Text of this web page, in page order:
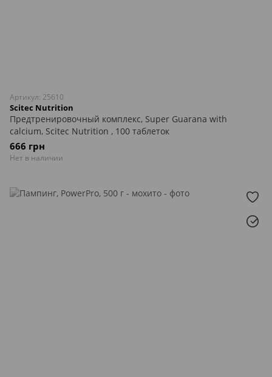
Артикул: 25610
Scitec Nutrition
Предтренировочный комплекс, Super Guarana with
calcium, Scitec Nutrition , 100 таблеток
666 грн
Нет в наличии